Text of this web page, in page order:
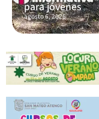
para jóvenes
agosto 6, 2026